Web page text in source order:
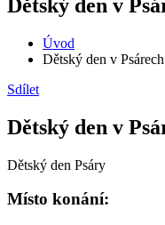
Dětský den v
Úvod
Dětský den v
Sdílet
Dětský den v
Dětský den Psáry
Místo konání: